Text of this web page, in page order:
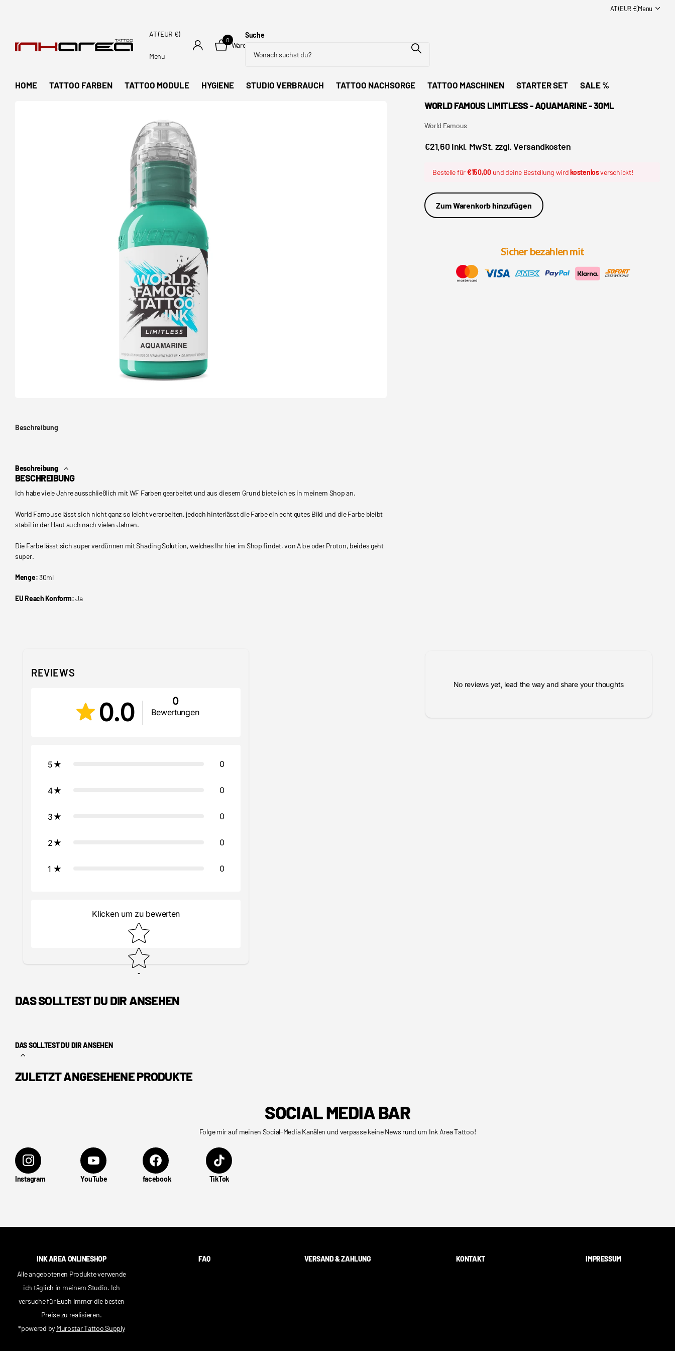
AT (EUR €)Menu
Suche
AT (EUR €)
Menu
0
Warenkorb
HOME TATTOO FARBEN TATTOO MODULE HYGIENE STUDIO VERBRAUCH TATTOO NACHSORGE TATTOO MASCHINEN STARTER SET SALE %
Beschreibung
Beschreibung
BESCHREIBUNG
Ich habe viele Jahre ausschließlich mit WF Farben gearbeitet und aus diesem Grund biete ich es in meinem Shop an.
World Famouse lässt sich nicht ganz so leicht verarbeiten, jedoch hinterlässt die Farbe ein echt gutes Bild und die Farbe bleibt
stabil in der Haut auch nach vielen Jahren.
Die Farbe lässt sich super verdünnen mit Shading Solution, welches Ihr hier im Shop findet, von Aloe oder Proton, beides geht
super.
Menge:30ml
EU Reach Konform:Ja
WORLD FAMOUS LIMITLESS - AQUAMARINE - 30ML
World Famous
€21,60 inkl. MwSt. zzgl. Versandkosten
Bestelle für€150,00und deine Bestellung wirdkostenlosverschickt!
Zum Warenkorb hinzufügen
Sicher bezahlen mit
REVIEWS
0.0 0
Bewertungen
5 0
4 0
3 0
2 0
1 0
Klicken um zu bewerten
No reviews yet, lead the way and share your thoughts
DAS SOLLTEST DU DIR ANSEHEN
DAS SOLLTEST DU DIR ANSEHEN
ZULETZT ANGESEHENE PRODUKTE
SOCIAL MEDIA BAR
Folge mir auf meinen Social-Media Kanälen und verpasse keine News rund um Ink Area Tattoo!
Instagram YouTube facebook TikTok
INK AREA ONLINESHOP
Alle angebotenen Produkte verwende
ich täglich in meinem Studio. Ich
versuche für Euch immer die besten
Preise zu realisieren.
*powered by Murostar Tattoo Supply
FAQ VERSAND & ZAHLUNG KONTAKT IMPRESSUM